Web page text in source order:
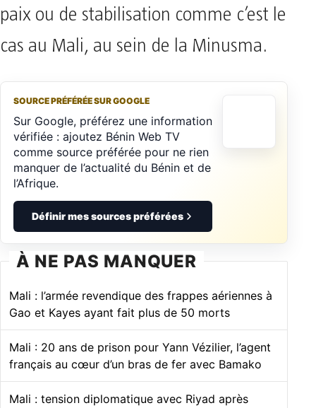
paix ou de stabilisation comme c’est le
cas au Mali, au sein de la Minusma.
SOURCE PRÉFÉRÉE SUR GOOGLE
Sur Google, préférez une information
vérifiée : ajoutez Bénin Web TV
comme source préférée pour ne rien
manquer de l’actualité du Bénin et de
l’Afrique.
Définir mes sources préférées
À NE PAS MANQUER
Mali : l’armée revendique des frappes aériennes à
Gao et Kayes ayant fait plus de 50 morts
Mali : 20 ans de prison pour Yann Vézilier, l’agent
français au cœur d’un bras de fer avec Bamako
Mali : tension diplomatique avec Riyad après